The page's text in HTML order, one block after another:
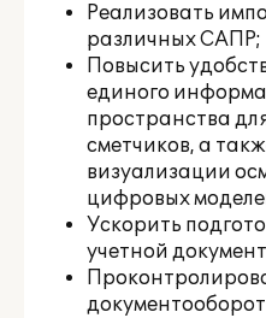
Реализовать
различных САПР;
Повысить
единого
пространства
сметчиков, а
визуализации
цифровых
Ускорить
учетной